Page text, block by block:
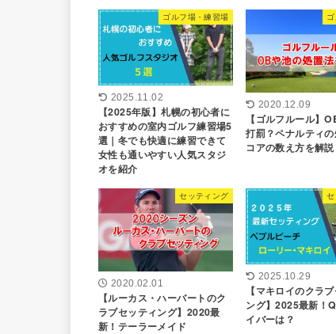
ゴルフ場・練習場
2025.11.02
【2025年版】札幌の初心者に
おすすめの室内ゴルフ練習場5
選｜冬でも快適に練習できて
女性も通いやすい人気スタジ
オを紹介
2020.12.09
【ゴルフルール】
打罰？ペナルティ
コアの数え方を解説
セッティング
2020.02.01
【ルーカス・ハーバートのク
ラブセッティング】2020最
新！テーラーメイド
2025.10.29
【マキロイのクラ
ング】2025最新！
イバーは？